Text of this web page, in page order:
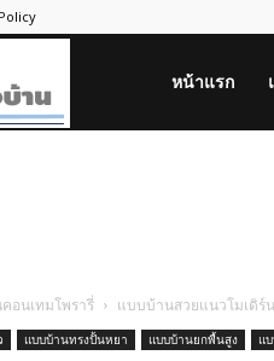
หน้าแรก
อนเทมโพรารี่ แบบบ้านสวยแนวโมเดิร์
แบบบ้านทรงปั้นหยา แบบบ้านยกพื้นสูง แ